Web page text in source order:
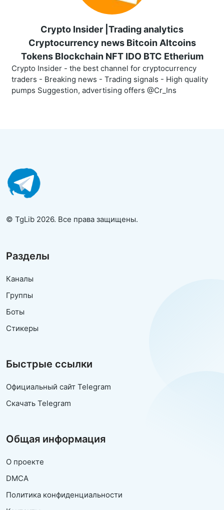
Crypto Insider |Trading analytics
Cryptocurrency news Bitcoin Altcoins
Tokens Blockchain NFT IDO BTC Etherium
Crypto Insider - the best channel for cryptocurrency
traders - Breaking news - Trading signals - High quality
pumps Suggestion, advertising offers @Cr_Ins
© TgLib 2026. Все права защищены.
Разделы
Каналы
Группы
Боты
Стикеры
Быстрые ссылки
Официальный сайт Telegram
Скачать Telegram
Общая информация
О проекте
DMCA
Политика конфиденциальности